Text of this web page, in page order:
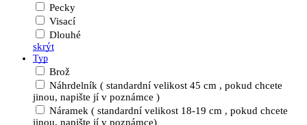
Pecky
Visací
Dlouhé
skrýt
Typ
Brož
Náhrdelník ( standardní velikost 45 cm , pokud chcete
jinou, napište jí v poznámce )
Náramek ( standardní velikost 18-19 cm , pokud chcete
jinou, napište jí v poznámce)